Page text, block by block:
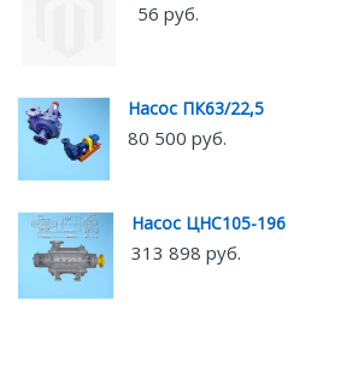
56 руб.
Насос ПК63/22,5
80 500 руб.
Насос ЦНС105-196
313 898 руб.